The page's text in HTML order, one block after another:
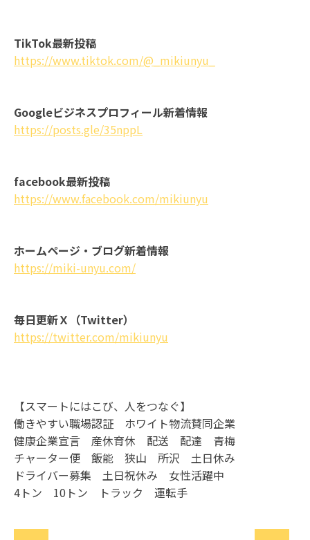
TikTok最新投稿
https://www.tiktok.com/@_mikiunyu_
Googleビジネスプロフィール新着情報
https://posts.gle/35nppL
facebook最新投稿
https://www.facebook.com/mikiunyu
ホームページ・ブログ新着情報
https://miki-unyu.com/
毎日更新Ｘ（Twitter）
https://twitter.com/mikiunyu
【スマートにはこび、人をつなぐ】
働きやすい職場認証 ホワイト物流賛同企業
健康企業宣言 産休育休 配送 配達 青梅
チャーター便 飯能 狭山 所沢 土日休み
ドライバー募集 土日祝休み 女性活躍中
4トン 10トン トラック 運転手